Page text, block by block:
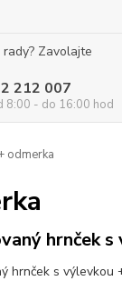
Zavolajte
212 007
8:00 - do 16:00 hod
odmerka
hrnček
hrnček s výlevkou